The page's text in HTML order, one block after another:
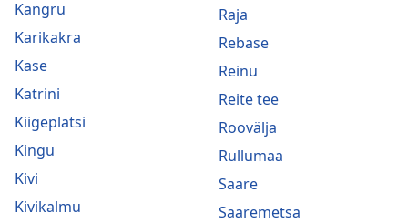
Kangru
Karikakra
Kase
Katrini
Kiigeplatsi
Kingu
Kivi
Kivikalmu
Raja
Rebase
Reinu
Reite tee
Roovälja
Rullumaa
Saare
Saaremetsa